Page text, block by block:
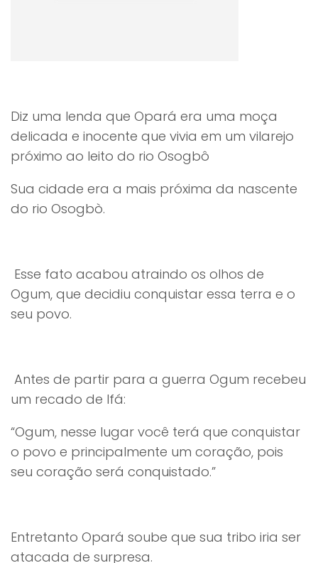
Diz uma lenda que Opará era uma moça
delicada e inocente que vivia em um vilarejo
próximo ao leito do rio Osogbô
Sua cidade era a mais próxima da nascente
do rio Osogbò.
Esse fato acabou atraindo os olhos de
Ogum, que decidiu conquistar essa terra e o
seu povo.
Antes de partir para a guerra Ogum recebeu
um recado de Ifá:
“Ogum, nesse lugar você terá que conquistar
o povo e principalmente um coração, pois
seu coração será conquistado.”
Entretanto Opará soube que sua tribo iria ser
atacada de surpresa.